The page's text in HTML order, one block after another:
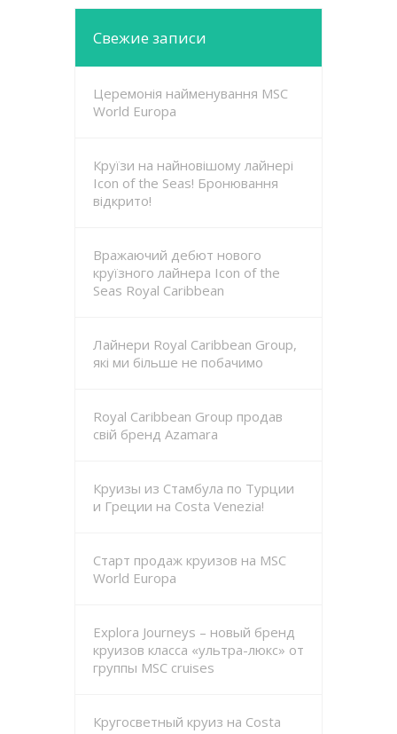
Свежие записи
Церемонія найменування MSC
World Europa
Круїзи на найновішому лайнері
Icon of the Seas! Бронювання
відкрито!
Вражаючий дебют нового
круїзного лайнера Icon of the
Seas Royal Caribbean
Лайнери Royal Caribbean Group,
які ми більше не побачимо
Royal Caribbean Group продав
свій бренд Azamara
Круизы из Стамбула по Турции
и Греции на Costa Venezia!
Старт продаж круизов на MSC
World Europa
Explora Journeys – новый бренд
круизов класса «ультра-люкс» от
группы MSC cruises
Кругосветный круиз на Costa